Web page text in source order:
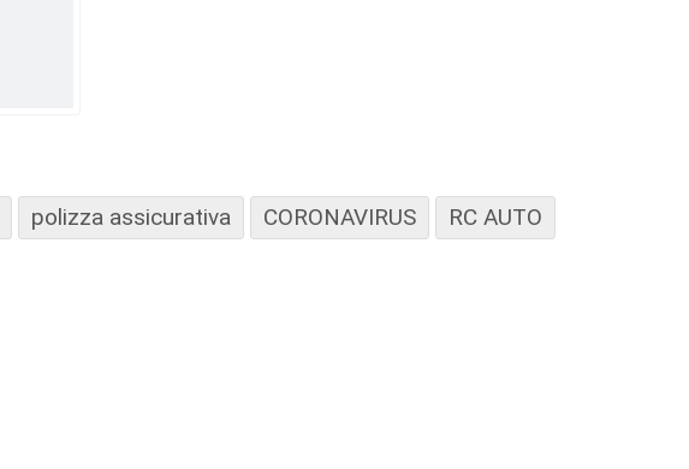
polizza assicurativa CORONAVIRUS RC AUTO